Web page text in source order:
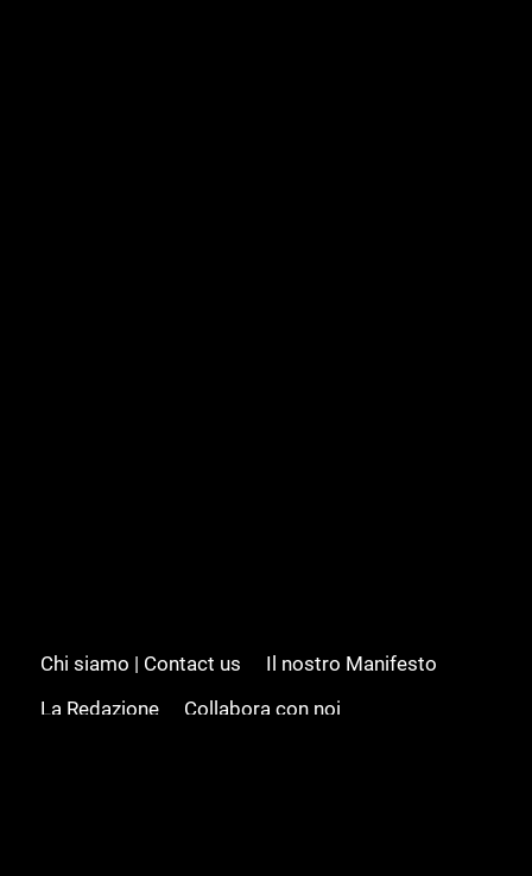
Chi siamo | Contact us
Il nostro Manifesto
La Redazione
Collabora con noi